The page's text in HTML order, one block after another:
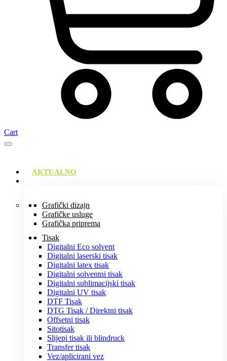
Cart
AKTUALNO
Grafički dizajn
Grafičke usluge
Grafička priprema
Tisak
Digitalni Eco solvent
Digitalni laserski tisak
Digitalni latex tisak
Digitalni solventni tisak
Digitalni sublimacijski tisak
Digitalni UV tisak
DTF Tisak
DTG Tisak / Direktni tisak
Offsetni tisak
Sitotisak
Slijepi tisak ili blindruck
Transfer tisak
Vez/aplicirani vez